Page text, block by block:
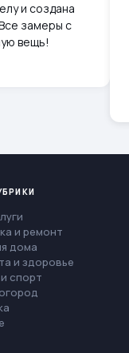
и создана
замеры с
вещь!
и ремонт
дома
и здоровье
спорт